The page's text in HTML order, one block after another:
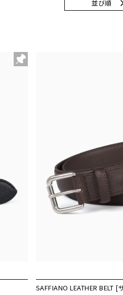
並び順
SAFFIANO LEATHER BELT